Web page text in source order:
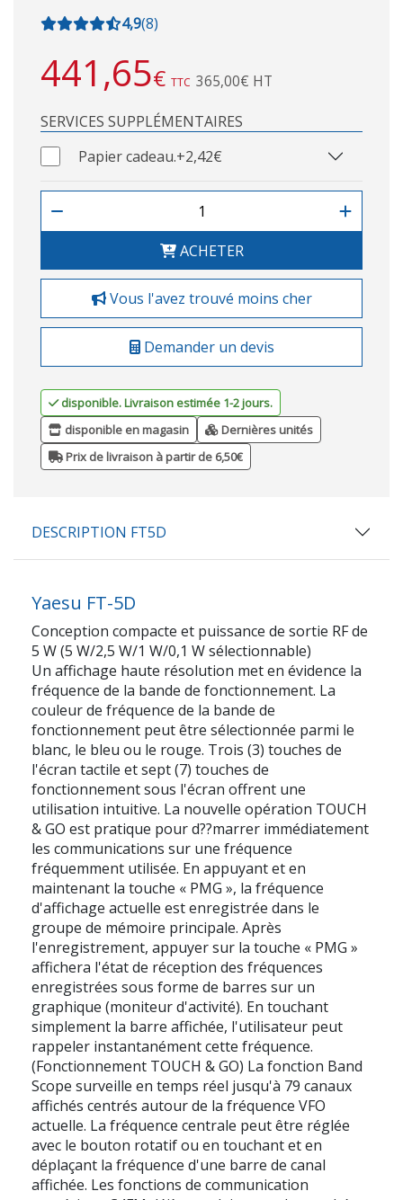
4,9(8)
441,65€ TTC 365,00€ HT
SERVICES SUPPLÉMENTAIRES
Papier cadeau.+2,42€
ACHETER
Vous l'avez trouvé moins cher
Demander un devis
disponible. Livraison estimée 1-2 jours.
disponible en magasin
Dernières unités
Prix de livraison à partir de 6,50€
DESCRIPTION FT5D
Yaesu FT-5D
Conception compacte et puissance de sortie RF de
5 W (5 W/2,5 W/1 W/0,1 W sélectionnable)
Un affichage haute résolution met en évidence la
fréquence de la bande de fonctionnement. La
couleur de fréquence de la bande de
fonctionnement peut être sélectionnée parmi le
blanc, le bleu ou le rouge. Trois (3) touches de
l'écran tactile et sept (7) touches de
fonctionnement sous l'écran offrent une
utilisation intuitive. La nouvelle opération TOUCH
& GO est pratique pour d??marrer immédiatement
les communications sur une fréquence
fréquemment utilisée. En appuyant et en
maintenant la touche « PMG », la fréquence
d'affichage actuelle est enregistrée dans le
groupe de mémoire principale. Après
l'enregistrement, appuyer sur la touche « PMG »
affichera l'état de réception des fréquences
enregistrées sous forme de barres sur un
graphique (moniteur d'activité). En touchant
simplement la barre affichée, l'utilisateur peut
rappeler instantanément cette fréquence.
(Fonctionnement TOUCH & GO) La fonction Band
Scope surveille en temps réel jusqu'à 79 canaux
affichés centrés autour de la fréquence VFO
actuelle. La fréquence centrale peut être réglée
avec le bouton rotatif ou en touchant et en
déplaçant la fréquence d'une barre de canal
affichée. Les fonctions de communication